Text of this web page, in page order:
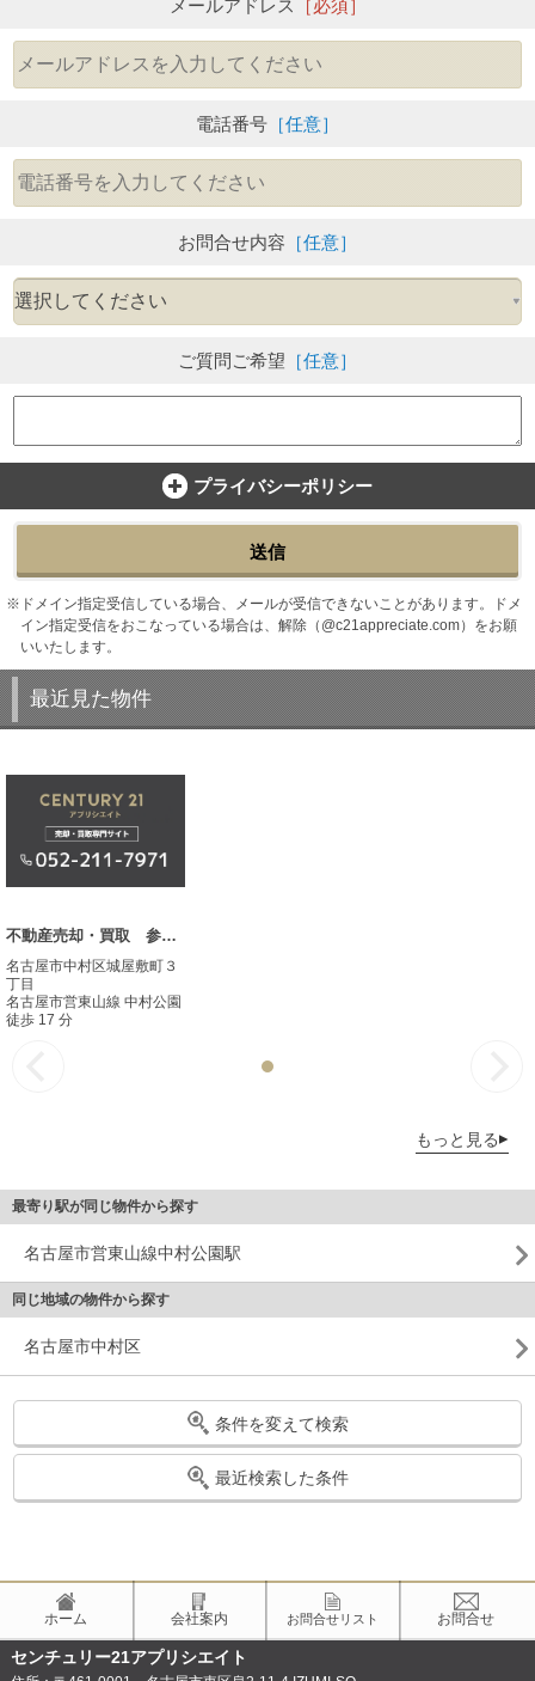
メールアドレス ［必須］
電話番号 ［任意］
お問合せ内容 ［任意］
ご質問ご希望 ［任意］
プライバシーポリシー
送信
ドメイン指定受信している場合、メールが受信できないことがあります。ドメ
イン指定受信をおこなっている場合は、解除（@c21appreciate.com）をお願
いいたします。
最近見た物件
不動産売却・買取 参考事例
名古屋市中村区城屋敷町３
丁目
名古屋市営東山線 中村公園
徒歩 17 分
もっと見る
最寄り駅が同じ物件から探す
名古屋市営東山線中村公園駅
同じ地域の物件から探す
名古屋市中村区
条件を変えて検索
最近検索した条件
ホーム 会社案内 お問合せリスト お問合せ
センチュリー21アプリシエイト